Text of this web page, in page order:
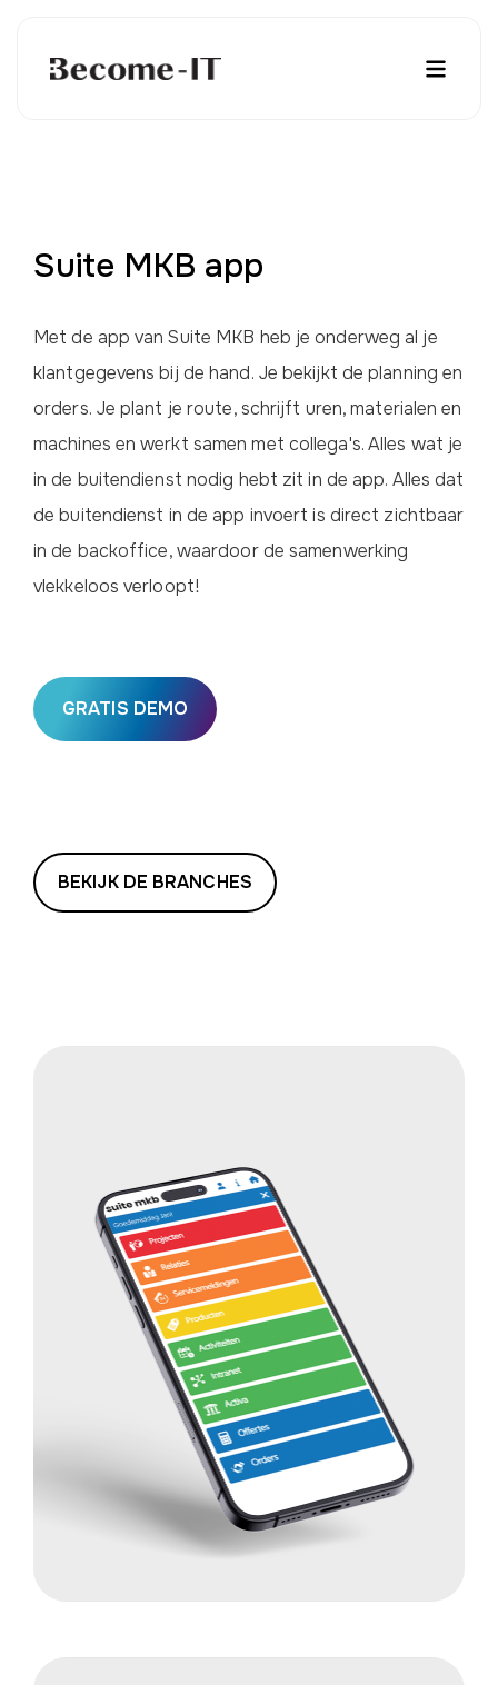
Suite MKB app
Met de app van Suite MKB heb je onderweg al je
klantgegevens bij de hand. Je bekijkt de planning en
orders. Je plant je route, schrijft uren, materialen en
machines en werkt samen met collega's. Alles wat je
in de buitendienst nodig hebt zit in de app. Alles dat
de buitendienst in de app invoert is direct zichtbaar
in de backoffice, waardoor de samenwerking
vlekkeloos verloopt!
GRATIS DEMO
BEKIJK DE BRANCHES